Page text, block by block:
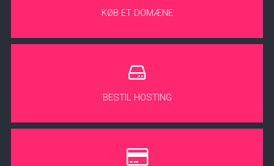
KØB ET DOMÆNE
BESTIL HOSTING